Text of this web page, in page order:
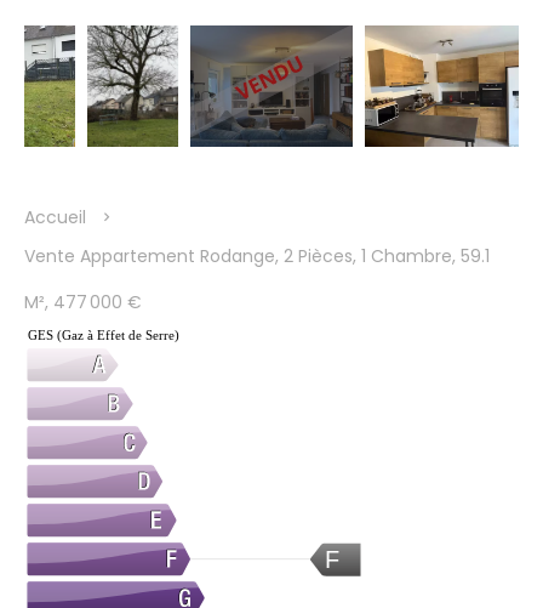
Accueil
Vente Appartement Rodange, 2 Pièces, 1 Chambre, 59.1
M², 477 000 €
F
GES (Gaz à Effet de Serre)